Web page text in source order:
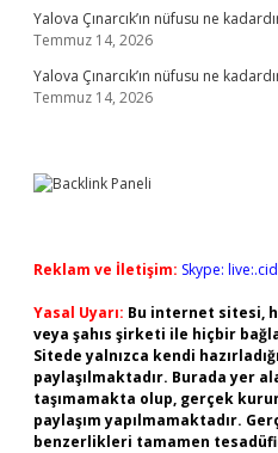
Yalova Çınarcık’ın nüfusu ne
Temmuz 14, 2026
Yalova Çınarcık’ın nüfusu ne
Temmuz 14, 2026
Reklam ve İletişim: Skype:
Yasal Uyarı: Bu internet sitesi,
veya şahıs şirketi ile hiçbir
Sitede yalnızca kendi
paylaşılmaktadır. Burada yer
taşımamakta olup, gerçek
paylaşım yapılmamaktadır.
benzerlikleri tamamen